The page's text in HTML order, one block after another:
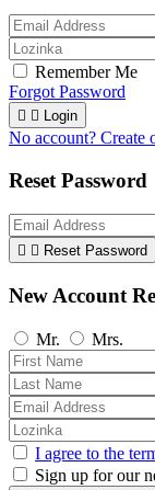
Remember Me
Forgot Password
  Login
No account? Create
Reset Password
  Reset Password
New Account
Mr. Mrs.
I agree to the
Sign up for our